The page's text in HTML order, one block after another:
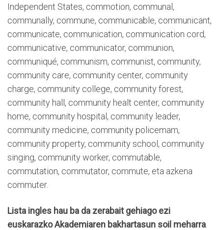
Independent States, commotion, communal,
communally, commune, communicable, communicant,
communicate, communication, communication cord,
communicative, communicator, communion,
communiqué, communism, communist, community,
community care, community center, community
charge, community college, community forest,
community hall, community healt center, community
home, community hospital, community leader,
community medicine, community policemam,
community property, community school, community
singing, community worker, commutable,
commutation, commutator, commute, eta azkena
commuter.
Lista ingles hau ba da zerabait gehiago ezi
euskarazko Akademiaren bakhartasun soil meharra